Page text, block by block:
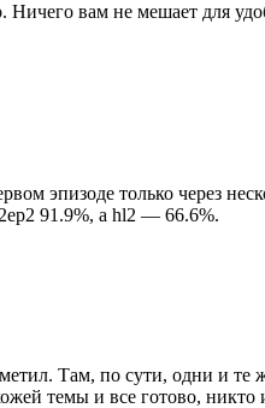
вам не мешает для
эпизоде только через
91.9%, а hl2 — 66.6%.
Там, по сути, одни и те
темы и все готово,